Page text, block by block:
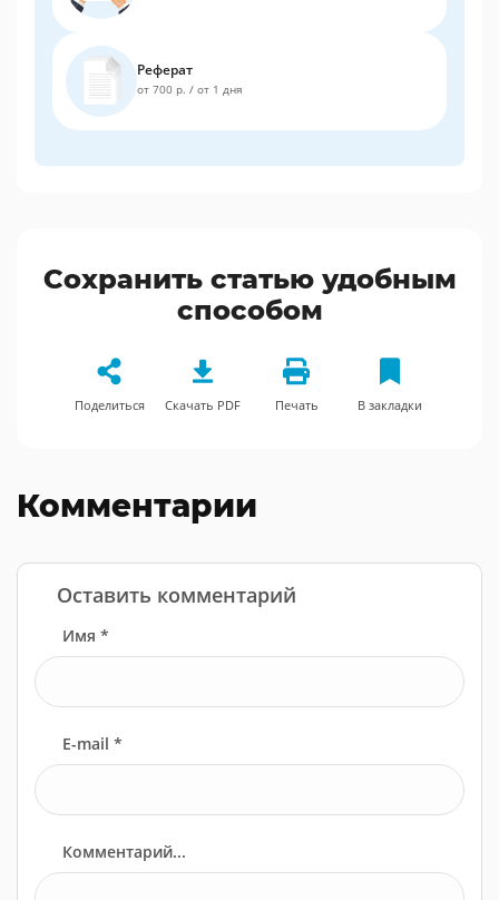
Реферат
от 700 р. / от 1 дня
Сохранить статью удобным
способом
Поделиться Скачать PDF Печать В закладки
Комментарии
Оставить комментарий
Имя *
E-mail *
Комментарий...